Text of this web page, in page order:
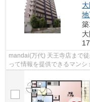
mandai(万代) 天王寺店まで
って情報を提供できるマン